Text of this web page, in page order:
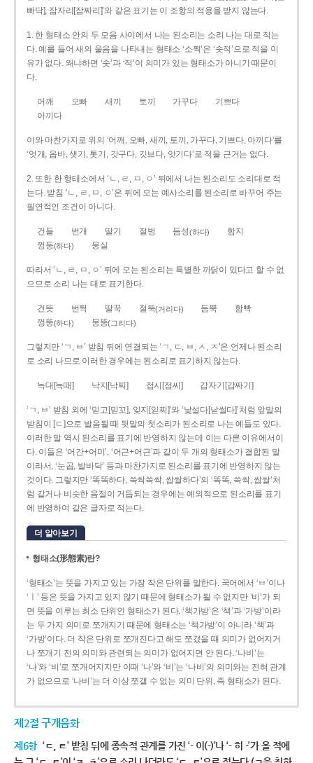
빠닥], 잠자리[잠짜리]’와 같은 표기는 이 조항의 적용을 받지 않는다.
1. 한 형태소 안의 두 모음 사이에서 나는 된소리는 소리 나는 대로 적는
다. 예를 들어 새의 울음을 나타내는 형태소 ‘소쩍’은 ‘솟적’으로 적을 이
유가 없다. 왜냐하면 ‘솟’과 ‘적’이 의미가 있는 형태소가 아니기 때문이
다.
어깨 오빠 새끼 토끼 가꾸다
기쁘다
아끼다
이와 마찬가지로 위의 ‘어깨, 오빠, 새끼, 토끼, 가꾸다, 기쁘다, 아끼다’를
‘엇개, 옵바, 샛기, 톳기, 갓구다, 깃브다, 앗기다’로 적을 근거는 없다.
2. 또한 한 형태소에서 ‘ㄴ, ㄹ, ㅁ, ㅇ’ 뒤에서 나는 된소리도 소리대로 적
는다. 받침 ‘ㄴ, ㄹ, ㅁ, ㅇ’은 뒤에 오는 예사소리를 된소리로 바꾸어 주는
필연적인 조건이 아니다.
건들 번개 딸기 절벙 듬성(하다)
함지
껑둥(하다) 뭉실
따라서 ‘ㄴ, ㄹ, ㅁ, ㅇ’ 뒤에 오는 된소리는 특별한 까닭이 있다고 할 수 없
으므로 소리 나는 대로 표기한다.
건뜻 번쩍 딸꾹 절뚝(거리다) 듬뿍
함빡
껑뚱(하다) 뭉뚱(그리다)
그렇지만 ‘ㄱ, ㅂ’ 받침 뒤에 연결되는 ‘ㄱ, ㄷ, ㅂ, ㅅ, ㅈ’은 언제나 된소리
로 소리 나므로 이러한 경우에는 된소리로 표기하지 않는다.
늑대[늑때] 낙지[낙찌] 접시[접씨] 갑자기[갑짜기]
‘ㄱ, ㅂ’ 받침 외에 ‘믿고[믿꼬], 잊지[읻찌]’와 ‘낯설다[낟썰다]’처럼 앞말의
받침이 [ㄷ]으로 발음될 때 뒷말의 첫소리가 된소리로 나는 예들도 있다.
이러한 말 역시 된소리를 표기에 반영하지 않는데 이는 다른 이유에서이
다. 이들은 ‘어간+어미’, ‘어근+어근’과 같이 두 개의 형태소가 결합된 말
이라서, ‘눈곱, 발바닥’ 등과 마찬가지로 된소리를 표기에 반영하지 않는
것이다. 그렇지만 ‘똑똑하다, 쓱싹쓱싹, 쌉쌀하다’의 ‘똑똑, 쓱싹, 쌉쌀’처
럼 같거나 비슷한 음절이 거듭되는 경우에는 예외적으로 된소리를 표기
에 반영하여 같은 글자로 적는다.
더 알아보기
형태소(形態素)란?
‘형태소’는 뜻을 가지고 있는 가장 작은 단위를 말한다. 국어에서 ‘ㅂ’이나
‘ㅣ’ 등은 뜻을 가지고 있지 않기 때문에 형태소가 될 수 없지만 ‘비’가 되
면 뜻을 이루는 최소 단위인 형태소가 된다. ‘책가방’은 ‘책’과 ‘가방’이라
는 두 가지 의미로 쪼개지기 때문에 형태소는 ‘책가방’이 아니라 ‘책’과
‘가방’이다. 더 작은 단위로 쪼개진다고 해도 쪼갰을 때 의미가 없어지거
나 쪼개기 전의 의미와 관련되는 의미가 없어지면 안 된다. ‘나비’는
‘나’와 ‘비’로 쪼개어지지만 이때 ‘나’와 ‘비’는 ‘나비’의 의미와는 전혀 관계
가 없으므로 ‘나비’는 더 이상 쪼갤 수 없는 의미 단위, 즉 형태소가 된다.
제2절 구개음화
제6항 ‘ㄷ, ㅌ’ 받침 뒤에 종속적 관계를 가진 ‘- 이(-)’나 ‘- 히 -’가 올 적에